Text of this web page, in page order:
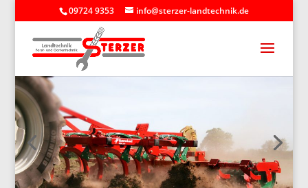
09724 9353 info@sterzer-landtechnik.de